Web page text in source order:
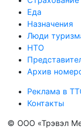
Еда
Назначения
Люди
НТО
Архив
Реклама в
Контакты
© ООО «Трэвэл